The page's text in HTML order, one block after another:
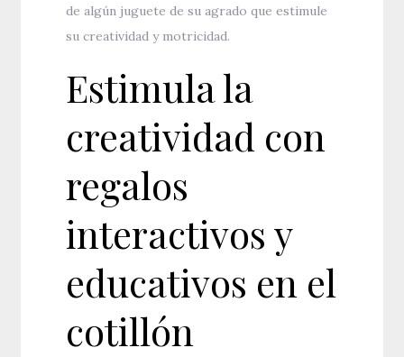
de algún juguete de su agrado que estimule
su creatividad y motricidad.
Estimula la
creatividad con
regalos
interactivos y
educativos en el
cotillón